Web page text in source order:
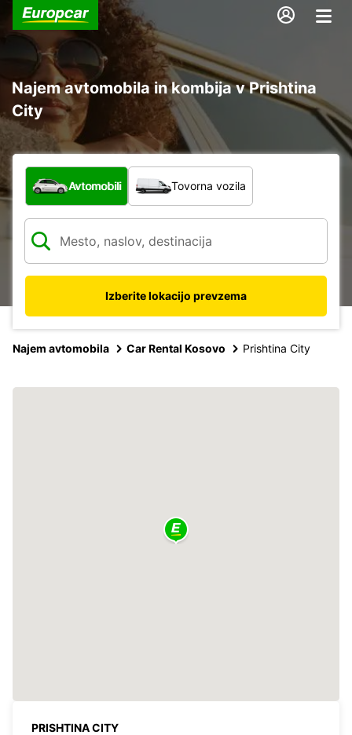
Najem avtomobila in kombija v Prishtina
City
Katera vrsta vozila?
Avtomobili Tovorna vozila
Izberite lokacijo prevzema
Najem avtomobila Car Rental Kosovo Prishtina City
PRISHTINA CITY